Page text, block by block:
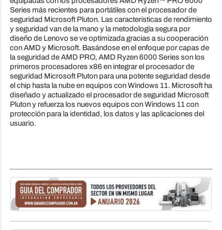
Series más recientes para portátiles con el procesador de
seguridad Microsoft Pluton. Las características de rendimiento
y seguridad van de la mano y la metodología segura por
diseño de Lenovo se ve optimizada gracias a su cooperación
con AMD y Microsoft. Basándose en el enfoque por capas de
la seguridad de AMD PRO, AMD Ryzen 6000 Series son los
primeros procesadores x86 en integrar el procesador de
seguridad Microsoft Pluton para una potente seguridad desde
el chip hasta la nube en equipos con Windows 11. Microsoft ha
diseñado y actualizado el procesador de seguridad Microsoft
Pluton y refuerza los nuevos equipos con Windows 11 con
protección para la identidad, los datos y las aplicaciones del
usuario.